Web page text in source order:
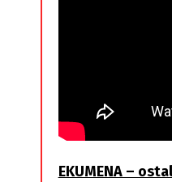
EKUMENA –